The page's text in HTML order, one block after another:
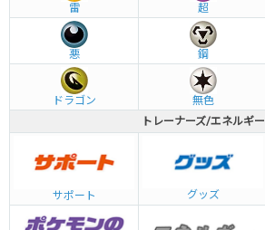
雷 超
悪 鋼
ドラゴン 無色
トレーナーズ/エネルギー
サポート グッズ